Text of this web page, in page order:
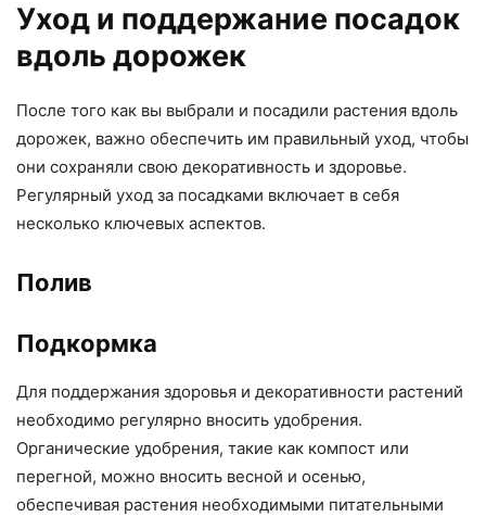
Уход и поддержание посадок
вдоль дорожек
После того как вы выбрали и посадили растения вдоль
дорожек, важно обеспечить им правильный уход, чтобы
они сохраняли свою декоративность и здоровье.
Регулярный уход за посадками включает в себя
несколько ключевых аспектов.
Полив
Подкормка
Для поддержания здоровья и декоративности растений
необходимо регулярно вносить удобрения.
Органические удобрения, такие как компост или
перегной, можно вносить весной и осенью,
обеспечивая растения необходимыми питательными